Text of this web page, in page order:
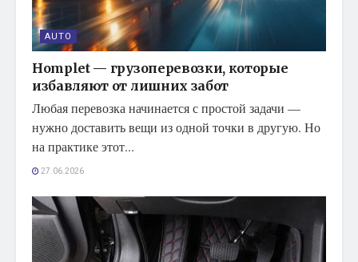
AUTO
Homplet — грузоперевозки, которые
избавляют от лишних забот
Любая перевозка начинается с простой задачи —
нужно доставить вещи из одной точки в другую. Но
на практике этот...
27.06.2026